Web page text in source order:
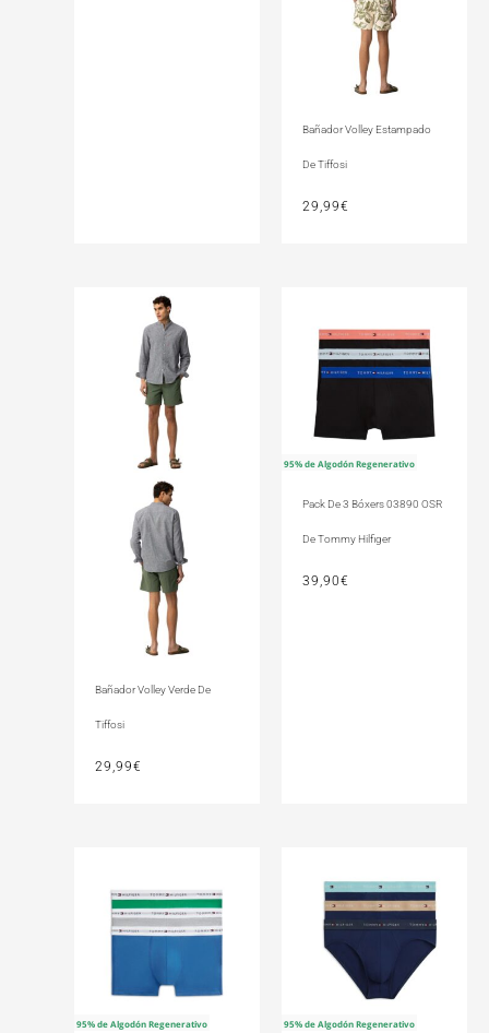
Bañador Volley Estampado
De Tiffosi
29,99€
Bañador Volley Verde De
Tiffosi
29,99€
95% de Algodón Regenerativo
Pack De 3 Bóxers 03890 OSR
De Tommy Hilfiger
39,90€
95% de Algodón Regenerativo 95% de Algodón Regenerativo